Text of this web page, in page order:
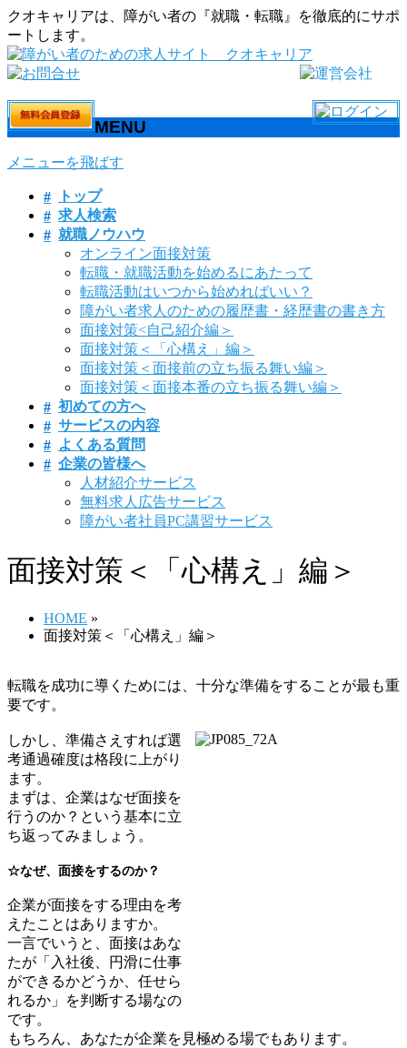
クオキャリアは、障がい者の『就職・転職』を徹底的にサポ
ートします。
MENU
メニューを飛ばす
トップ
求人検索
就職ノウハウ
オンライン面接対策
転職・就職活動を始めるにあたって
転職活動はいつから始めればいい？
障がい者求人のための履歴書・経歴書の書き方
面接対策<自己紹介編＞
面接対策＜「心構え」編＞
面接対策＜面接前の立ち振る舞い編＞
面接対策＜面接本番の立ち振る舞い編＞
初めての方へ
サービスの内容
よくある質問
企業の皆様へ
人材紹介サービス
無料求人広告サービス
障がい者社員PC講習サービス
面接対策＜「心構え」編＞
HOME »
面接対策＜「心構え」編＞
転職を成功に導くためには、十分な準備をすることが最も重
要です。
しかし、準備さえすれば選
考通過確度は格段に上がり
ます。
まずは、企業はなぜ面接を
行うのか？という基本に立
ち返ってみましょう。
☆なぜ、面接をするのか？
企業が面接をする理由を考
えたことはありますか。
一言でいうと、面接はあな
たが「入社後、円滑に仕事
ができるかどうか、任せら
れるか」を判断する場なの
です。
もちろん、あなたが企業を見極める場でもあります。